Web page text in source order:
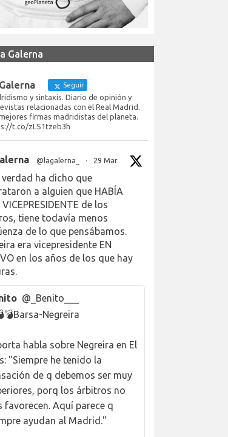
Galerna
Seguir
y sintaxis. Diario de opinión y
relacionadas con el Real Madrid.
firmas madridistas del planeta.
t.co/zLS1tzeb3h
@lagalerna_ · 29 Mar
verdad ha dicho que
a alguien que HABÍA
VICEPRESIDENTE de los
tiene todavía menos
de lo que pensábamos.
era vicepresidente EN
en los años de los que hay
@_Benito___
Negreira
habla sobre Negreira en El
"Siempre he tenido la
de q debemos ser muy
porq los árbitros no
favorecen. Aquí parece q
ayudan al Madrid."